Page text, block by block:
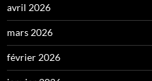
avril 2026
mars 2026
février 2026